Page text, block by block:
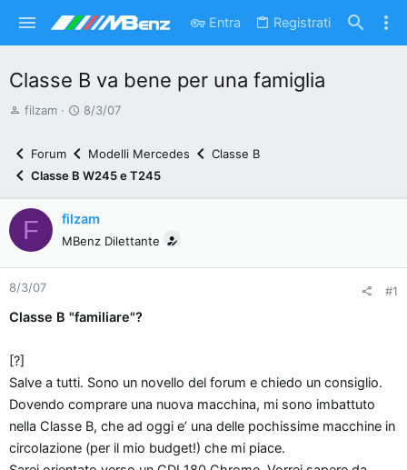
Entra Registrati
Classe B va bene per una famiglia
A
e
d
i
s
c
o
n
e
filzam
D
a
n
i
8/3/07
Forum Modelli Mercedes
Classe B
Classe B W245 e T245
F filzam
MBenz Dilettante
8/3/07 #1
Classe B "familiare"?
[?]
Salve a tutti. Sono un novello del forum e chiedo un consiglio.
Dovendo comprare una nuova macchina, mi sono imbattuto
nella Classe B, che ad oggi e’ una delle pochissime macchine in
circolazione (per il mio budget!) che mi piace.